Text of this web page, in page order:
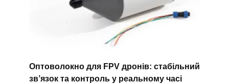
Оптоволокно для FPV дронів: стабільний
зв’язок та контроль у реальному часі